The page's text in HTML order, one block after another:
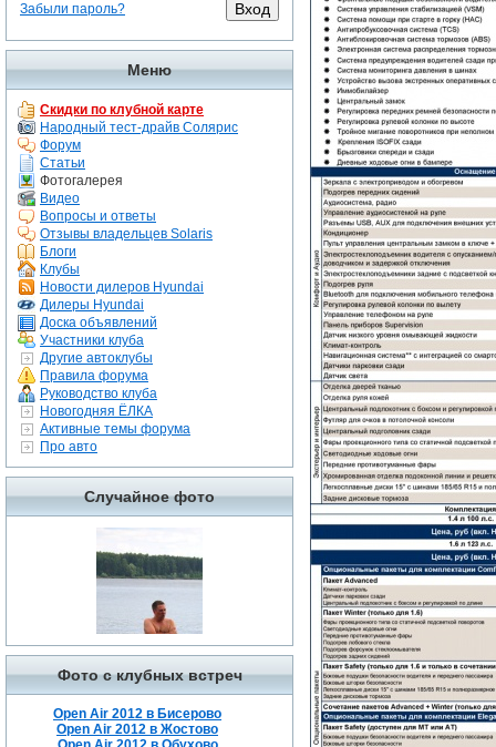
Забыли пароль?
Меню
Скидки по клубной карте
Народный тест-драйв Солярис
Форум
Статьи
Фотогалерея
Видео
Вопросы и ответы
Отзывы владельцев Solaris
Блоги
Клубы
Новости дилеров Hyundai
Дилеры Hyundai
Доска объявлений
Участники клуба
Другие автоклубы
Правила форума
Руководство клуба
Новогодняя ЁЛКА
Активные темы форума
Про авто
Случайное фото
Фото с клубных встреч
Open Air 2012 в Бисерово
Open Air 2012 в Жостово